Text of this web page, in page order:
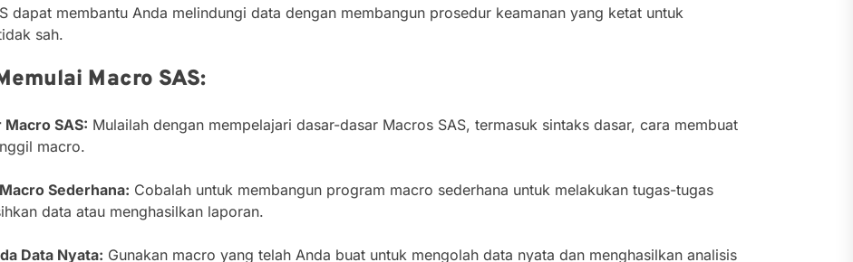
dapat membantu Anda melindungi data dengan membangun prosedur keamanan yang ketat untuk
sah.
Macro SAS:
SAS: Mulailah dengan mempelajari dasar-dasar Macros SAS, termasuk sintaks dasar, cara membuat
macro.
Sederhana: Cobalah untuk membangun program macro sederhana untuk melakukan tugas-tugas
data atau menghasilkan laporan.
Data Nyata: Gunakan macro yang telah Anda buat untuk mengolah data nyata dan menghasilkan analisis